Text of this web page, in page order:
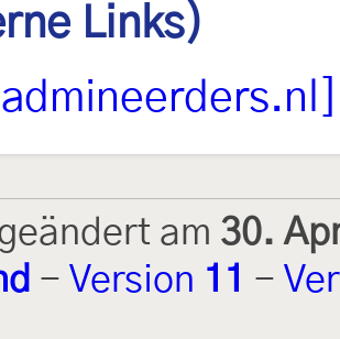
Links)
am 30.
- Version 11 -